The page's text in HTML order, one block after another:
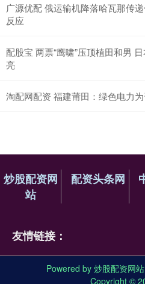
广源优配 俄运输机降落哈瓦那传
反应
配股宝 两票“鹰啸”压顶植田和男
亮
淘配网配资 福建莆田：绿色电力
炒股配资网
站
配资头条网
友情链接：
Powered by 炒股配资网站
Copyright ©